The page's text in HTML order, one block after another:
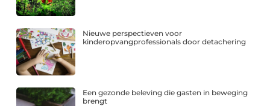
Nieuwe perspectieven voor
kinderopvangprofessionals door detachering
Een gezonde beleving die gasten in beweging
brengt